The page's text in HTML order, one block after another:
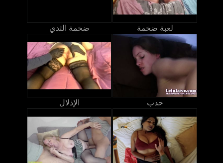
ضخمة الثدي لعبة ضخمة
الإذلال حدب